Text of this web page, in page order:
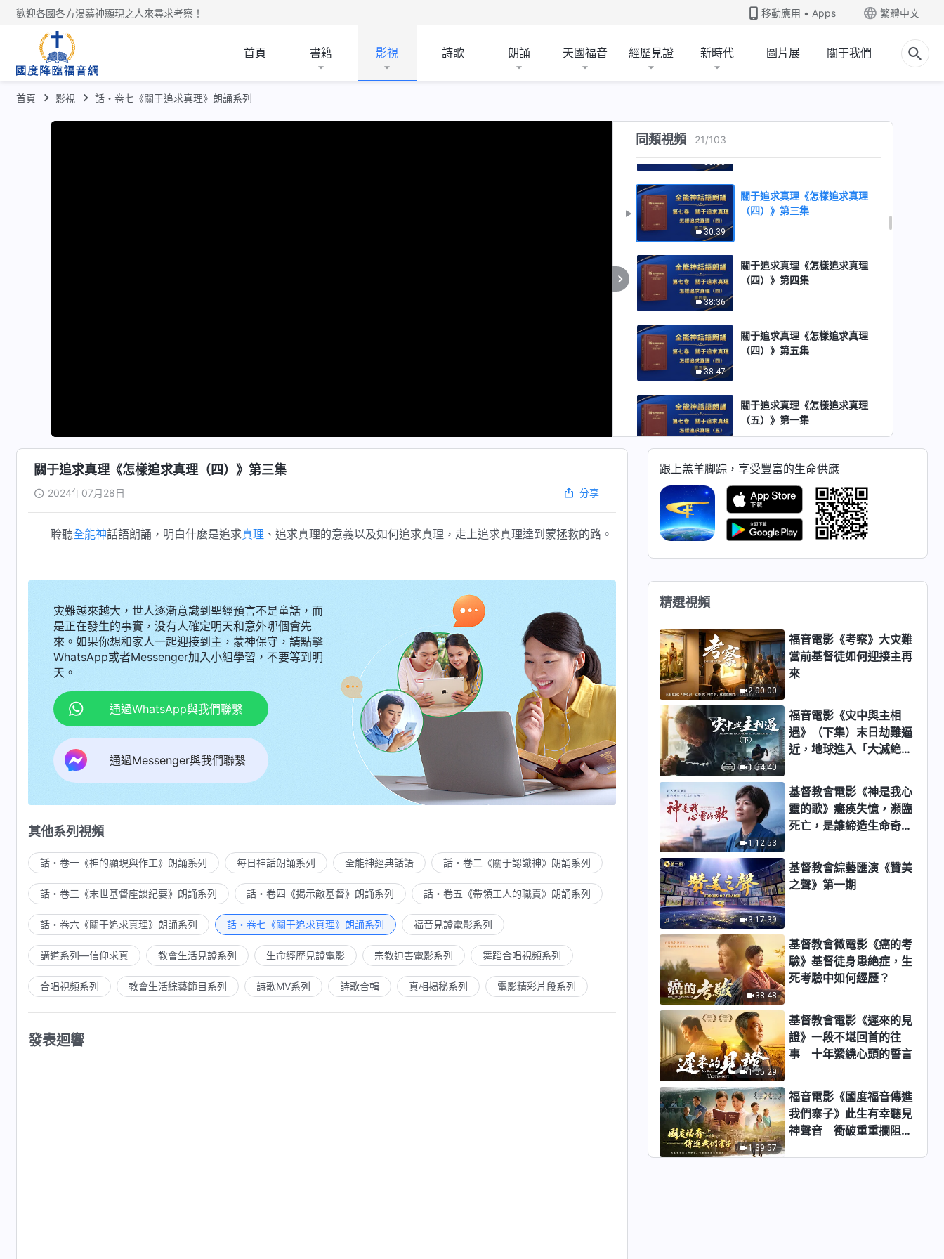
歡迎各國各方渴慕神顯現之人來尋求考察！ 移動應用 • Apps 繁體中文
首頁 書籍 影視 詩歌 朗誦 天國福音 經歷見證 新時代 圖片展 關于我們
首頁 影視 話・卷七《關于追求真理》朗誦系列
同類視頻 21/103
關于追求真理《怎樣追求真理
33:00
關于追求真理《怎樣追求真理
30:39
關于追求真理《怎樣追求真理
（四）》第三集
38:36
關于追求真理《怎樣追求真理
（四）》第四集
38:47
關于追求真理《怎樣追求真理
（四）》第五集
關于追求真理《怎樣追求真理
（五）》第一集
35:38
關于追求真理《怎樣追求真理
（五）》第二集
41:37
關于追求真理《怎樣追求真理
（五）》第三集
31:53
（五）》第四集
33:52
關于追求真理《怎樣追求真理
（五）》第五集
關于追求真理《怎樣追求真理
（六）》第一集
31:25
關于追求真理《怎樣追求真理
（六）》第二集
41:07
關于追求真理《怎樣追求真理
（六）》第三集
27:15
關于追求真理《怎樣追求真理
（六）》第四集
20:55
關于追求真理《怎樣追求真理
（六）》第五集
26:13
關于追求真理《怎樣追求真理
（六）》第六集
關于追求真理《怎樣追求真理（四）》第三集
2024年07月28日 分享
聆聽全能神話語朗誦，明白什麽是追求真理 、追求真理的意義以及如何追求真理，走上追求真理達到蒙拯救的路。
灾難越來越大，世人逐漸意識到聖經預言不是童話，而
是正在發生的事實，没有人確定明天和意外哪個會先
來。如果你想和家人一起迎接到主，蒙神保守，請點擊
WhatsApp或者Messenger加入小組學習，不要等到明
天。
通過WhatsApp與我們聯繫
通過Messenger與我們聯繫
其他系列視頻
話・卷一《神的顯現與作工》朗誦系列 每日神話朗誦系列 全能神經典話語 話・卷二《關于認識神》朗誦系列
話・卷三《末世基督座談紀要》朗誦系列 話・卷四《揭示敵基督》朗誦系列 話・卷五《帶領工人的職責》朗誦系列
話・卷六《關于追求真理》朗誦系列 話・卷七《關于追求真理》朗誦系列 福音見證電影系列
講道系列—信仰求真 教會生活見證系列 生命經歷見證電影 宗教迫害電影系列 舞蹈合唱視頻系列
合唱視頻系列 教會生活綜藝節目系列 詩歌MV系列 詩歌合輯 真相揭秘系列 電影精彩片段系列
發表迴響
跟上羔羊脚踪，享受豐富的生命供應
精選視頻
2:00:00
福音電影《考察》大灾難
當前基督徒如何迎接主再
來
1:34:40
福音電影《灾中與主相
遇》（下集）末日劫難逼
近，地球進入「大滅絶時
你準備好逃生了嗎？
1:12:53
基督教會電影《神是我心
靈的歌》癱痪失憶，瀕臨
死亡，是誰締造生命奇
3:17:39
基督教會綜藝匯演《贊美
之聲》第一期
38:48
基督教會微電影《癌的考
驗》基督徒身患絶症，生
死考驗中如何經歷？
1:55:29
基督教會電影《遲來的見
證》一段不堪回首的往
事 十年縈繞心頭的誓言
1:39:57
福音電影《國度福音傳進
我們寨子》此生有幸聽見
神聲音 衝破重重攔阻跟